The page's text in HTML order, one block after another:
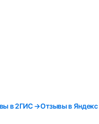
в 2ГИС →Отзывы в